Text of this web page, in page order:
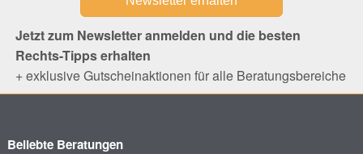
Jetzt zum Newsletter anmelden und die besten
Rechts-Tipps erhalten
+ exklusive Gutscheinaktionen für alle Beratungsbereiche
Beliebte Beratungen